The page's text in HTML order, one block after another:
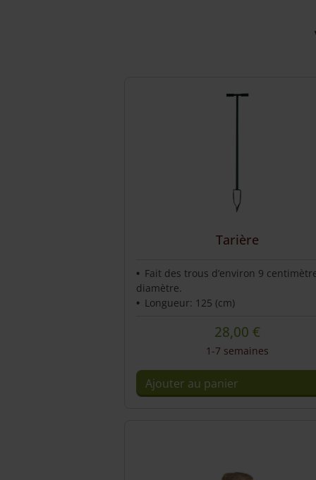
Tarière
Fait des trous d’environ 9
diamètre.
Longueur: 125 (cm)
28,00 €
1-7 semaines
Ajouter au panier